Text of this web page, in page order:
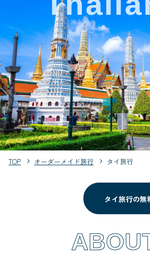
TOP オーダーメイド旅行 タイ旅行
タイ旅行の無